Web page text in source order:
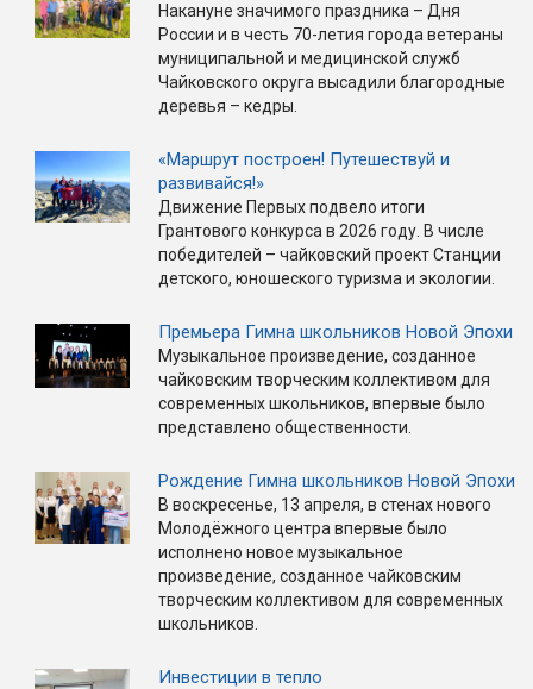
Накануне значимого праздника – Дня
России и в честь 70-летия города ветераны
муниципальной и медицинской служб
Чайковского округа высадили благородные
деревья – кедры.
«Маршрут построен! Путешествуй и
развивайся!»
Движение Первых подвело итоги
Грантового конкурса в 2026 году. В числе
победителей – чайковский проект Станции
детского, юношеского туризма и экологии.
Премьера Гимна школьников Новой Эпохи
Музыкальное произведение, созданное
чайковским творческим коллективом для
современных школьников, впервые было
представлено общественности.
Рождение Гимна школьников Новой Эпохи
В воскресенье, 13 апреля, в стенах нового
Молодёжного центра впервые было
исполнено новое музыкальное
произведение, созданное чайковским
творческим коллективом для современных
школьников.
Инвестиции в тепло